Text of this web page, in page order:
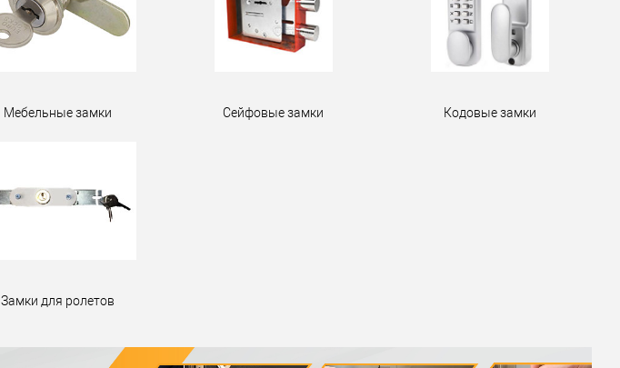
Мебельные замки Сейфовые замки Кодовые замки
Замки для ролетов